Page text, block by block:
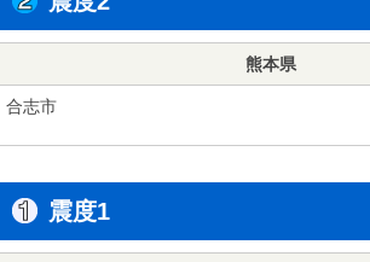
熊本県
合志市
震度1